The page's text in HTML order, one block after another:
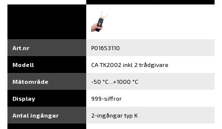
Art.nr P01653110
Modell CA TK2002 inkl 2 trådgivare
Mätområde -50 °C...+1000 °C
Display 999-siffror
Antal ingångar 2-ingångar typ K